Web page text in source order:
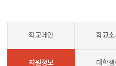
학교메인 학교소
지원정보 대학